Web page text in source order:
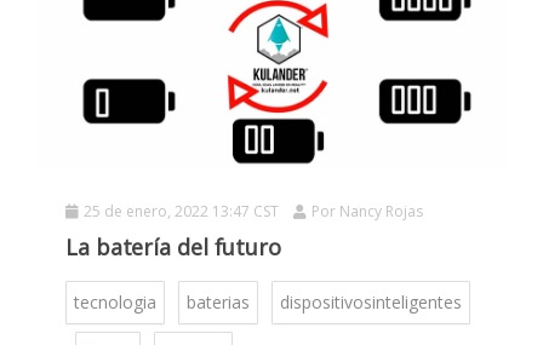
25 de enero, 2022 13:47 CST Por Nancy Rojas
La batería del futuro
tecnologia baterias dispositivosinteligentes